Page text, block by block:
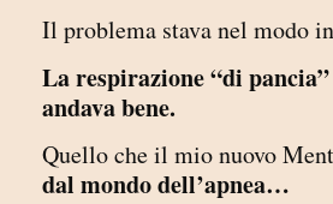
Il problema stava nel modo
La respirazione “di pancia”
andava bene.
Quello che il mio nuovo
dal mondo dell’apnea…